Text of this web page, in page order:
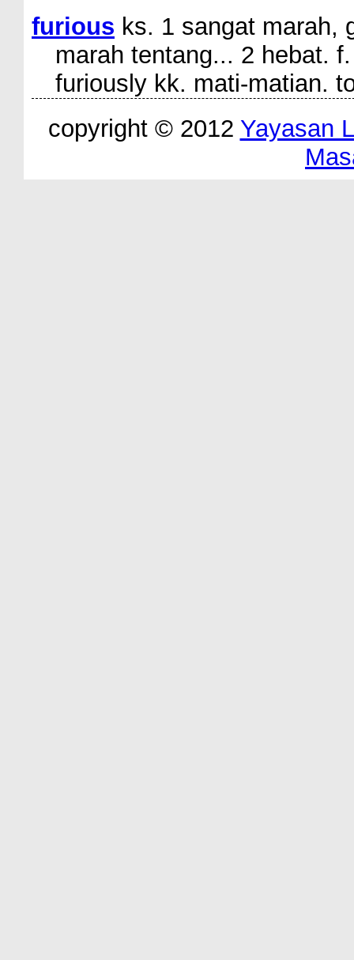
furious ks. 1 sangat marah,
marah tentang... 2 hebat.
furiously kk. mati-matian.
copyright © 2012 Yayasan